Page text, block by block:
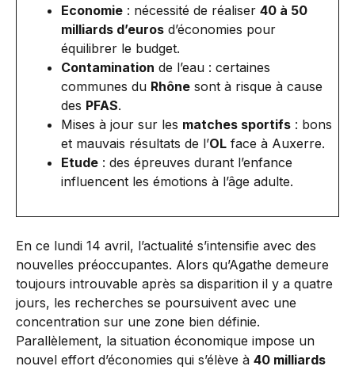
Economie : nécessité de réaliser 40 à 50
milliards d’euros d’économies pour
équilibrer le budget.
Contamination de l’eau : certaines
communes du Rhône sont à risque à cause
des PFAS.
Mises à jour sur les matches sportifs : bons
et mauvais résultats de l’OL face à Auxerre.
Etude : des épreuves durant l’enfance
influencent les émotions à l’âge adulte.
En ce lundi 14 avril, l’actualité s’intensifie avec des
nouvelles préoccupantes. Alors qu’Agathe demeure
toujours introuvable après sa disparition il y a quatre
jours, les recherches se poursuivent avec une
concentration sur une zone bien définie.
Parallèlement, la situation économique impose un
nouvel effort d’économies qui s’élève à 40 milliards